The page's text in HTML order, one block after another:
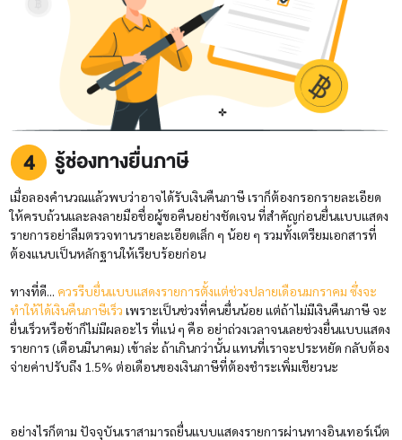
รู้ช่องทางยื่นภาษี
เมื่อลองคำนวณแล้วพบว่าอาจได้รับเงินคืนภาษี เราก็ต้องกรอกรายละเอียด
ให้ครบถ้วนและลงลายมือชื่อผู้ขอคืนอย่างชัดเจน ที่สำคัญก่อนยื่นแบบแสดง
รายการอย่าลืมตรวจทานรายละเอียดเล็ก ๆ น้อย ๆ รวมทั้งเตรียมเอกสารที่
ต้องแนบเป็นหลักฐานให้เรียบร้อยก่อน
ทางที่ดี... ควรรีบยื่นแบบแสดงรายการตั้งแต่ช่วงปลายเดือนมกราคม ซึ่งจะ
ทำให้ได้เงินคืนภาษีเร็ว เพราะเป็นช่วงที่คนยื่นน้อย แต่ถ้าไม่มีเงินคืนภาษี จะ
ยื่นเร็วหรือช้าก็ไม่มีผลอะไร ที่แน่ ๆ คือ อย่าถ่วงเวลาจนเลยช่วงยื่นแบบแสดง
รายการ (เดือนมีนาคม) เข้าล่ะ ถ้าเกินกว่านั้น แทนที่เราจะประหยัด กลับต้อง
จ่ายค่าปรับถึง 1.5% ต่อเดือนของเงินภาษีที่ต้องชำระเพิ่มเชียวนะ
อย่างไรก็ตาม ปัจจุบันเราสามารถยื่นแบบแสดงรายการผ่านทางอินเทอร์เน็ต